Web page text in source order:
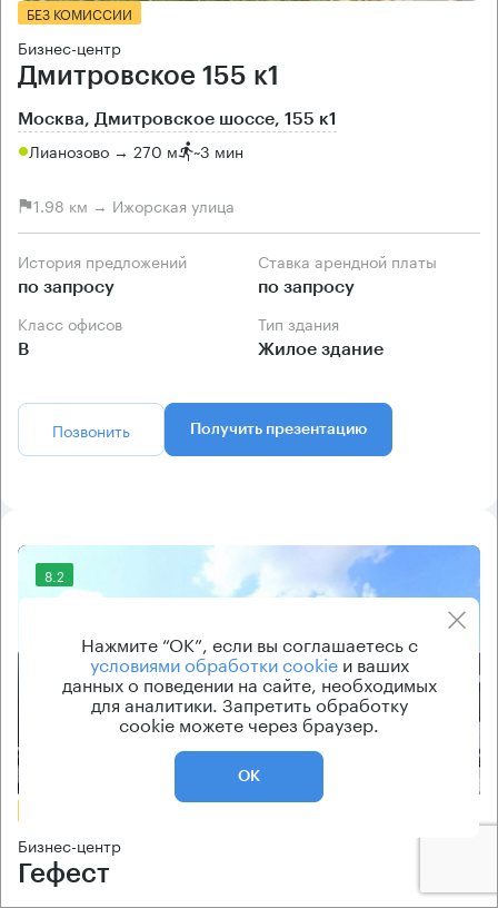
БЕЗ КОМИССИИ
Бизнес-центр
Дмитровское 155 к1
Москва, Дмитровское шоссе, 155 к1
Лианозово → 270 м ~3 мин
1.98 км → Ижорская улица
История предложений
по запросу
Ставка арендной платы
по запросу
Класс офисов
B
Тип здания
Жилое здание
Позвонить Получить презентацию
8.2
Бизнес-центр
Гефест
Нажмите “ОК”, если вы соглашаетесь с
условиями обработки cookieи ваших
данных о поведении на сайте, необходимых
для аналитики. Запретить обработку
cookie можете через браузер.
ОК